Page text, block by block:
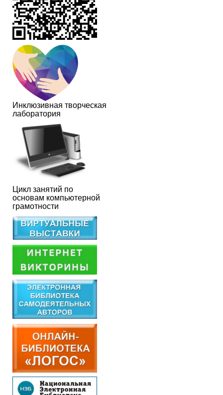
Инклюзивная творческая
лаборатория
Цикл занятий по
основам компьютерной
грамотности